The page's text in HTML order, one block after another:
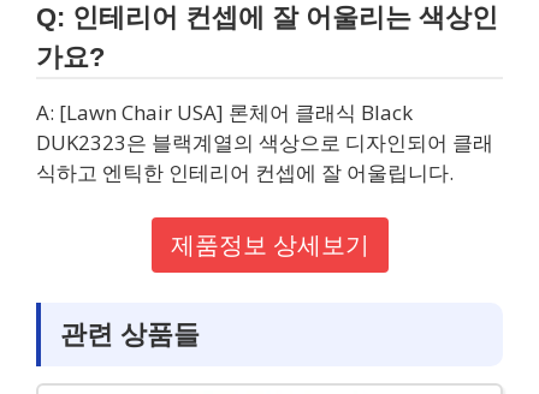
Q: 인테리어 컨셉에 잘 어울리는 색상인
가요?
A: [Lawn Chair USA] 론체어 클래식 Black
DUK2323은 블랙계열의 색상으로 디자인되어 클래
식하고 엔틱한 인테리어 컨셉에 잘 어울립니다.
제품정보 상세보기
관련 상품들